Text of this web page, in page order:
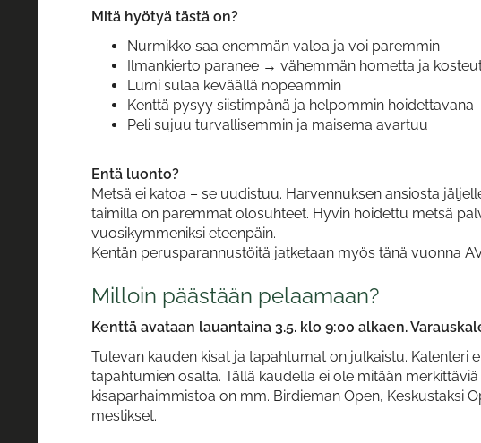
Mitä hyötyä tästä on?
Nurmikko saa enemmän valoa ja voi paremmin
Ilmankierto paranee → vähemmän hometta ja
Lumi sulaa keväällä nopeammin
Kenttä pysyy siistimpänä ja helpommin hoidettavana
Peli sujuu turvallisemmin ja maisema avartuu
Entä luonto?
Metsä ei katoa – se uudistuu. Harvennuksen ansiosta
taimilla on paremmat olosuhteet. Hyvin hoidettu metsä
vuosikymmeniksi eteenpäin.
Kentän perusparannustöitä jatketaan myös tänä vuonna
Milloin päästään pelaamaan?
Kenttä avataan lauantaina 3.5. klo 9:00 alkaen.
Tulevan kauden kisat ja tapahtumat on julkaistu. Kalenteri
tapahtumien osalta. Tällä kaudella ei ole mitään
kisaparhaimmistoa on mm. Birdieman Open, Keskustaksi
mestikset.